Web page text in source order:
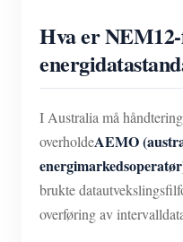
Hva er
I Australia må
overholdeAEMO
brukte
overføring av